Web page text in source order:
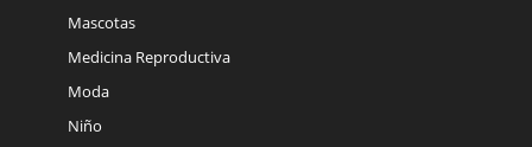
Mascotas
Medicina Reproductiva
Moda
Niño